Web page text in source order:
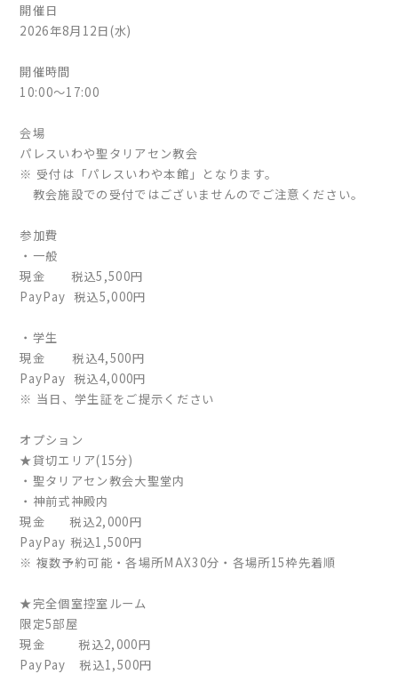
開催日
2026年8月12日(水)
開催時間
10:00〜17:00
会場
パレスいわや聖タリアセン教会
※ 受付は「パレスいわや本館」となります。
教会施設での受付ではございませんのでご注意ください。
参加費
・一般
現金 税込5,500円
PayPay 税込5,000円
・学生
現金 税込4,500円
PayPay 税込4,000円
※ 当日、学生証をご提示ください
オプション
★貸切エリア(15分)
・聖タリアセン教会大聖堂内
・神前式神殿内
現金 税込2,000円
PayPay 税込1,500円
※ 複数予約可能・各場所MAX30分・各場所15枠先着順
★完全個室控室ルーム
限定5部屋
現金 税込2,000円
PayPay 税込1,500円